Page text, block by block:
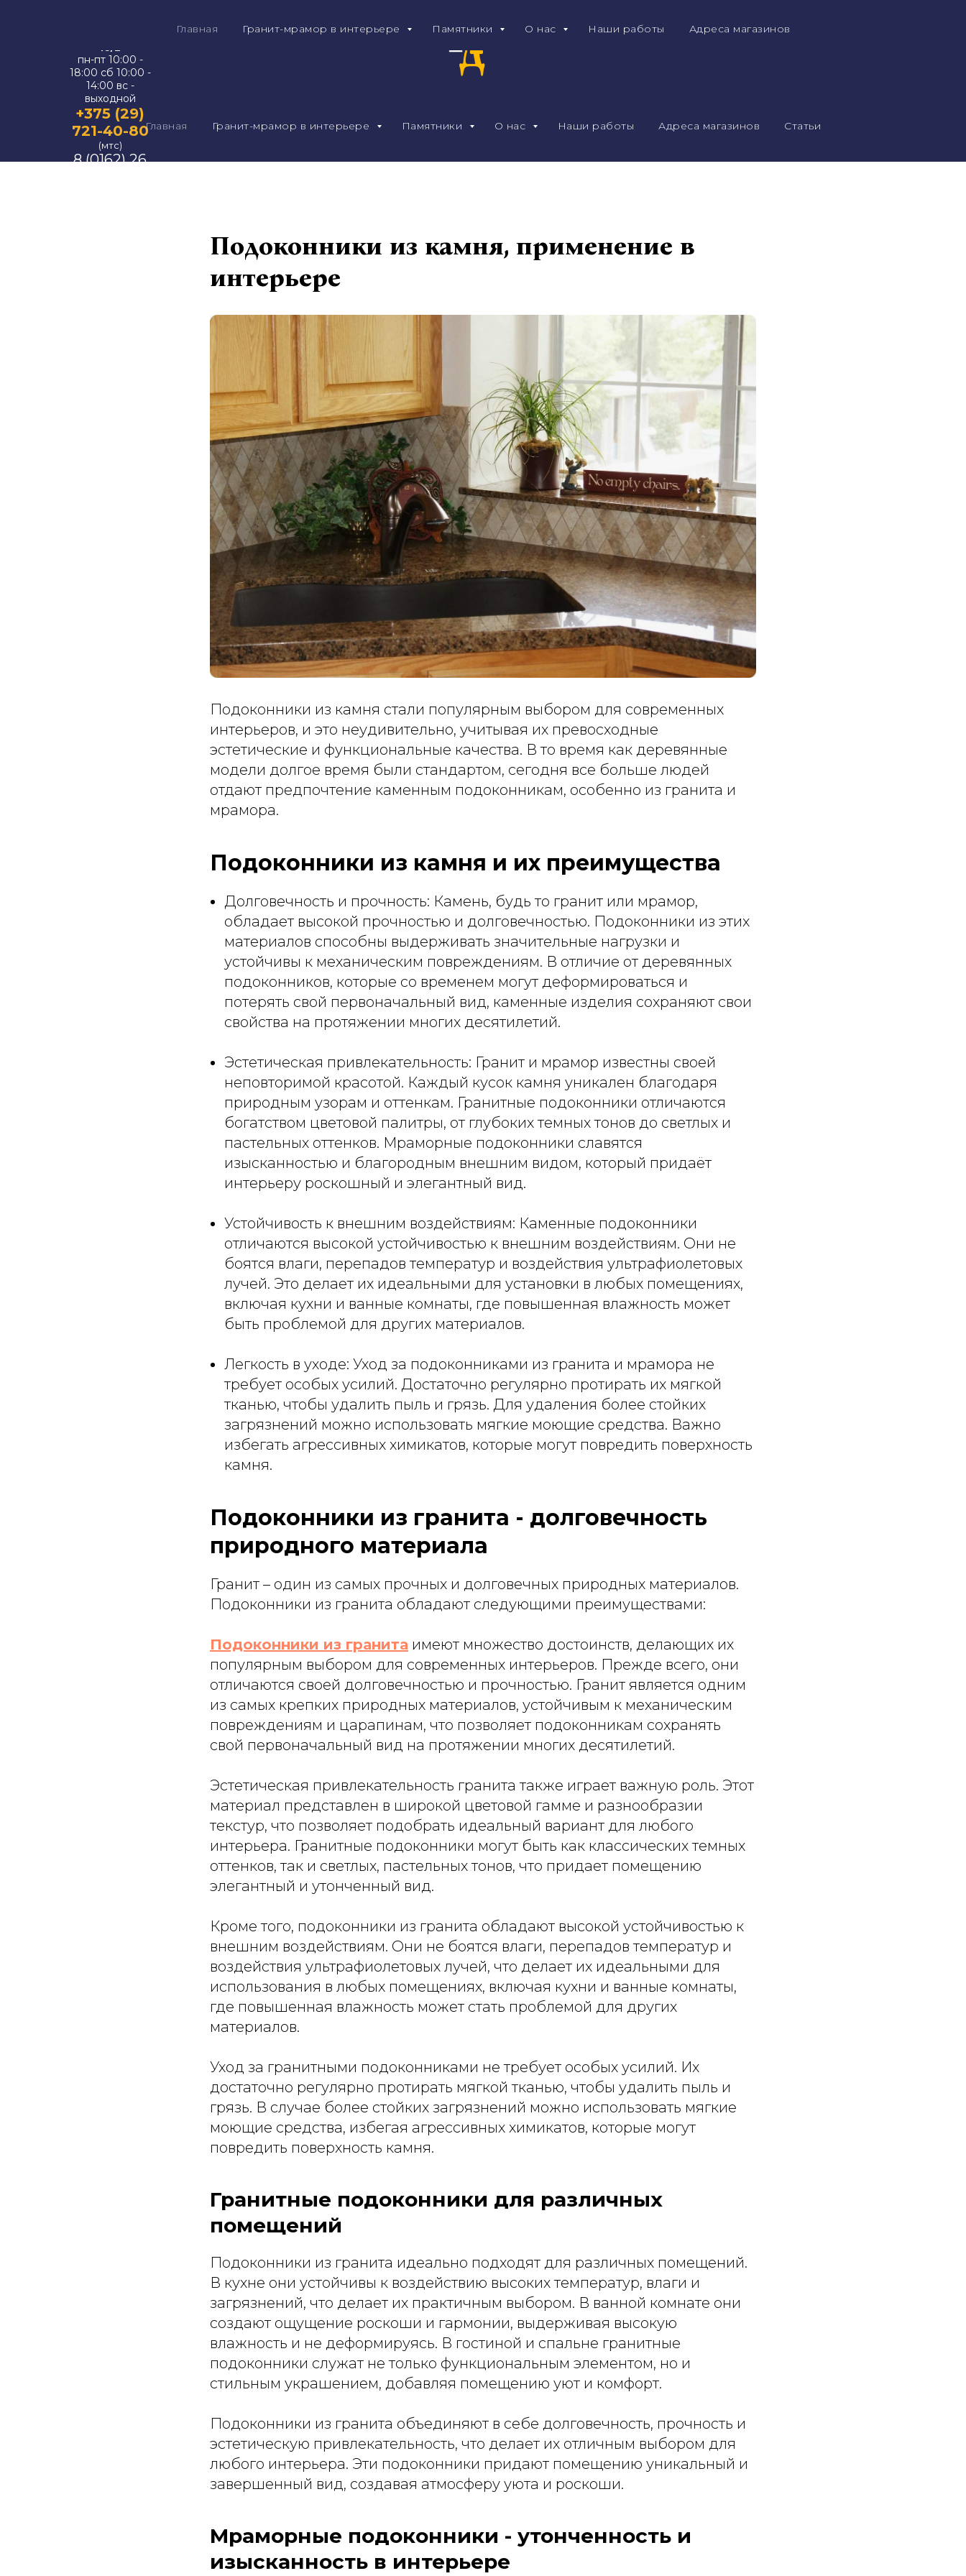
пн-пт 10:00 -
18:00 сб 10:00 -
14:00 вс -
выходной
+375 (29)
721-40-80
(мтс)
8 (0162) 26
Главная Гранит-мрамор в интерьере Памятники О нас Наши работы Адреса магазинов Статьи
Главная Гранит-мрамор в интерьере Памятники О нас Наши работы Адреса магазинов
Подоконники из камня, применение в
интерьере
Подоконники из камня стали популярным выбором для современных
интерьеров, и это неудивительно, учитывая их превосходные
эстетические и функциональные качества. В то время как деревянные
модели долгое время были стандартом, сегодня все больше людей
отдают предпочтение каменным подоконникам, особенно из гранита и
мрамора.
Подоконники из камня и их преимущества
Долговечность и прочность: Камень, будь то гранит или мрамор,
обладает высокой прочностью и долговечностью. Подоконники из этих
материалов способны выдерживать значительные нагрузки и
устойчивы к механическим повреждениям. В отличие от деревянных
подоконников, которые со временем могут деформироваться и
потерять свой первоначальный вид, каменные изделия сохраняют свои
свойства на протяжении многих десятилетий.
Эстетическая привлекательность: Гранит и мрамор известны своей
неповторимой красотой. Каждый кусок камня уникален благодаря
природным узорам и оттенкам. Гранитные подоконники отличаются
богатством цветовой палитры, от глубоких темных тонов до светлых и
пастельных оттенков. Мраморные подоконники славятся
изысканностью и благородным внешним видом, который придаёт
интерьеру роскошный и элегантный вид.
Устойчивость к внешним воздействиям: Каменные подоконники
отличаются высокой устойчивостью к внешним воздействиям. Они не
боятся влаги, перепадов температур и воздействия ультрафиолетовых
лучей. Это делает их идеальными для установки в любых помещениях,
включая кухни и ванные комнаты, где повышенная влажность может
быть проблемой для других материалов.
Легкость в уходе: Уход за подоконниками из гранита и мрамора не
требует особых усилий. Достаточно регулярно протирать их мягкой
тканью, чтобы удалить пыль и грязь. Для удаления более стойких
загрязнений можно использовать мягкие моющие средства. Важно
избегать агрессивных химикатов, которые могут повредить поверхность
камня.
Подоконники из гранита - долговечность
природного материала
Гранит – один из самых прочных и долговечных природных материалов.
Подоконники из гранита обладают следующими преимуществами:
Подоконники из гранита имеют множество достоинств, делающих их
популярным выбором для современных интерьеров. Прежде всего, они
отличаются своей долговечностью и прочностью. Гранит является одним
из самых крепких природных материалов, устойчивым к механическим
повреждениям и царапинам, что позволяет подоконникам сохранять
свой первоначальный вид на протяжении многих десятилетий.
Эстетическая привлекательность гранита также играет важную роль. Этот
материал представлен в широкой цветовой гамме и разнообразии
текстур, что позволяет подобрать идеальный вариант для любого
интерьера. Гранитные подоконники могут быть как классических темных
оттенков, так и светлых, пастельных тонов, что придает помещению
элегантный и утонченный вид.
Кроме того, подоконники из гранита обладают высокой устойчивостью к
внешним воздействиям. Они не боятся влаги, перепадов температур и
воздействия ультрафиолетовых лучей, что делает их идеальными для
использования в любых помещениях, включая кухни и ванные комнаты,
где повышенная влажность может стать проблемой для других
материалов.
Уход за гранитными подоконниками не требует особых усилий. Их
достаточно регулярно протирать мягкой тканью, чтобы удалить пыль и
грязь. В случае более стойких загрязнений можно использовать мягкие
моющие средства, избегая агрессивных химикатов, которые могут
повредить поверхность камня.
Гранитные подоконники для различных
помещений
Подоконники из гранита идеально подходят для различных помещений.
В кухне они устойчивы к воздействию высоких температур, влаги и
загрязнений, что делает их практичным выбором. В ванной комнате они
создают ощущение роскоши и гармонии, выдерживая высокую
влажность и не деформируясь. В гостиной и спальне гранитные
подоконники служат не только функциональным элементом, но и
стильным украшением, добавляя помещению уют и комфорт.
Подоконники из гранита объединяют в себе долговечность, прочность и
эстетическую привлекательность, что делает их отличным выбором для
любого интерьера. Эти подоконники придают помещению уникальный и
завершенный вид, создавая атмосферу уюта и роскоши.
Мраморные подоконники - утонченность и
изысканность в интерьере